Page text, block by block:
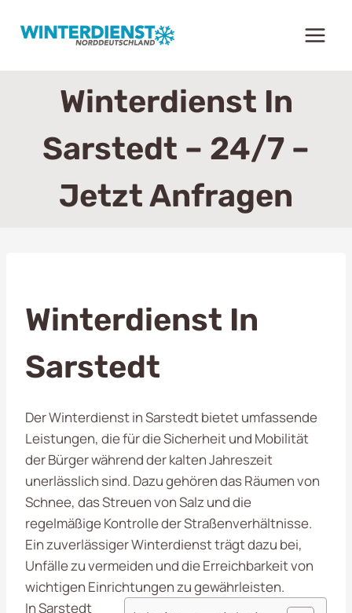
Inhalt
Winterdienst In
Sarstedt – 24/7 –
Jetzt Anfragen
Winterdienst In
Sarstedt
Der Winterdienst in Sarstedt bietet umfassende
Leistungen, die für die Sicherheit und Mobilität
der Bürger während der kalten Jahreszeit
unerlässlich sind. Dazu gehören das Räumen von
Schnee, das Streuen von Salz und die
regelmäßige Kontrolle der Straßenverhältnisse.
Ein zuverlässiger Winterdienst trägt dazu bei,
Unfälle zu vermeiden und die Erreichbarkeit von
wichtigen Einrichtungen zu gewährleisten.
In Sarstedt